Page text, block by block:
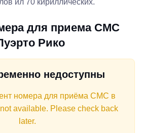
ил 70 кириллических.
для приема СМС
Рико
недоступны
номера для приёма СМС в
available. Please check back
later.